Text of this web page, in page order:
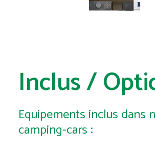
Inclus /
Equipements inclus dans
camping-cars :